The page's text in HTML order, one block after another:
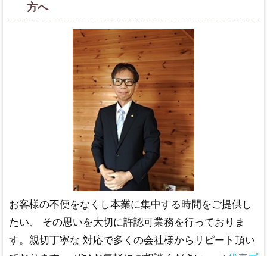
方へ
お客様の不便をなくし本業に集中する時間をご提供し
たい、 その思いを大切に許認可業務を行っておりま
す。親切丁寧な 対応で多くの会社様からリピート頂い